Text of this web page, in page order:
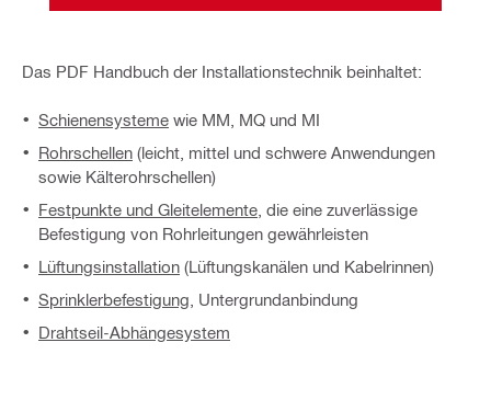
Das PDF Handbuch der Installationstechnik beinhaltet:
Schienensysteme wie MM, MQ und MI
Rohrschellen (leicht, mittel und schwere Anwendungen
sowie Kälterohrschellen)
Festpunkte und Gleitelemente , die eine zuverlässige
Befestigung von Rohrleitungen gewährleisten
Lüftungsinstallation (Lüftungskanälen und Kabelrinnen)
Sprinklerbefestigung , Untergrundanbindung
Drahtseil-Abhängesystem